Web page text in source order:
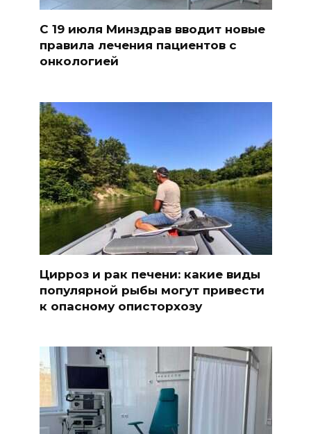
С 19 июля Минздрав вводит новые
правила лечения пациентов с
онкологией
Цирроз и рак печени: какие виды
популярной рыбы могут привести
к опасному описторхозу